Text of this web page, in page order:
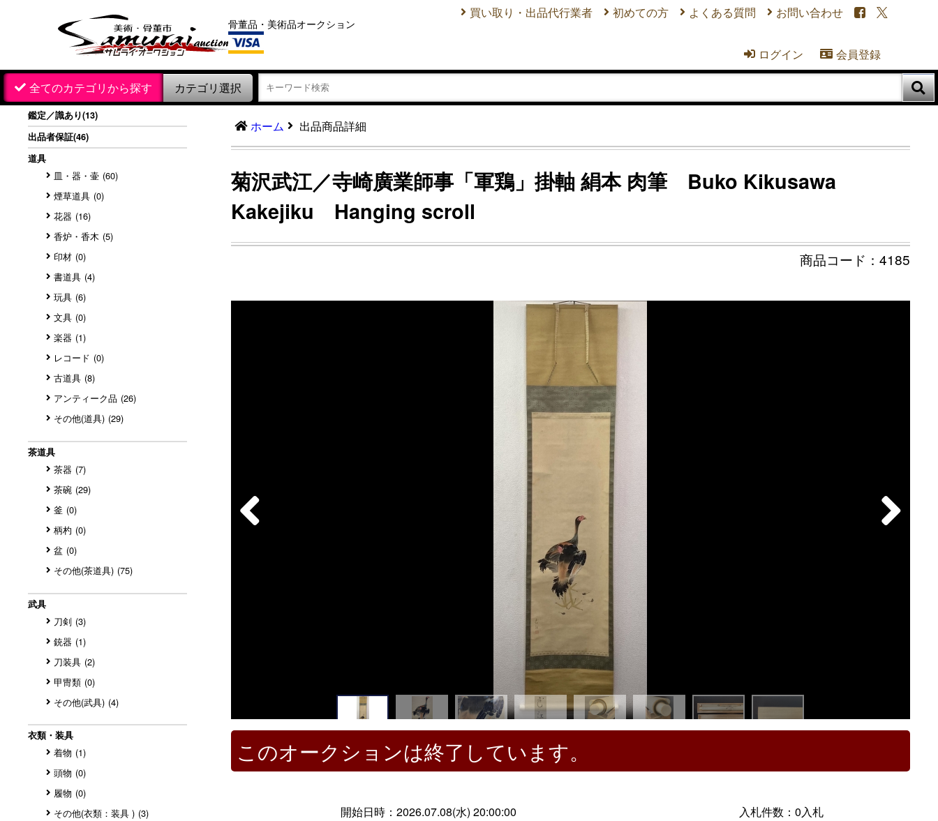
骨董品・美術品オークション
 ログイン  会員登録
買い取り・出品代行業者 初めての方 よくある質問 お問い合わせ  
全てのカテゴリから探す カテゴリ選択 
鑑定／識あり(13)
出品者保証(46)
道具
皿・器・壷 (60)
煙草道具 (0)
花器 (16)
香炉・香木 (5)
印材 (0)
書道具 (4)
玩具 (6)
文具 (0)
楽器 (1)
レコード (0)
古道具 (8)
アンティーク品 (26)
その他(道具) (29)
茶道具
茶器 (7)
茶碗 (29)
釜 (0)
柄杓 (0)
盆 (0)
その他(茶道具) (75)
武具
刀剣 (3)
銃器 (1)
刀装具 (2)
甲冑類 (0)
その他(武具) (4)
衣類・装具
着物 (1)
頭物 (0)
履物 (0)
その他(衣類：装具 ) (3)
ホーム 出品商品詳細
菊沢武江／寺崎廣業師事「軍鶏」掛軸 絹本 肉筆 Buko Kikusawa
Kakejiku Hanging scroll
4185
このオークションは終了しています。
開始日時： 2026.07.08(水) 20:00:00
入札件数：0入札